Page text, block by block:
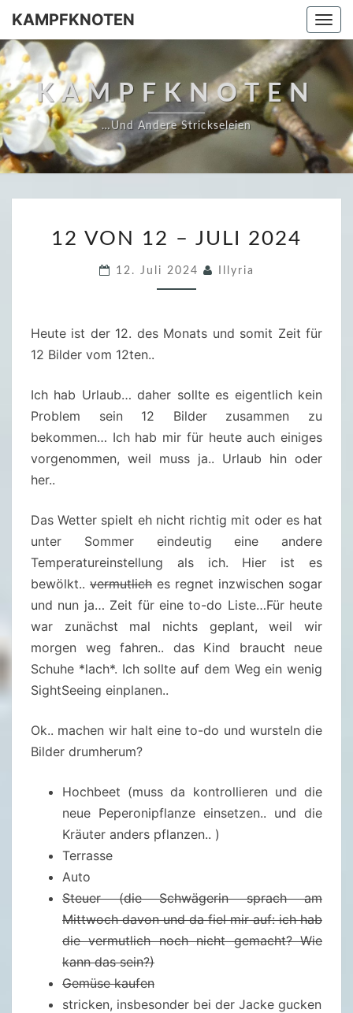
Skip
content
KAMPFKNOTEN
KAMPFKNOTEN
…und Andere Strickseleien
2
V
O
1
J
U
L
I
2
4
12 VON 12 – JULI 2024
12. Juli 2024 Illyria
Heute ist der 12. des Monats und somit Zeit für
12 Bilder vom 12ten..
Ich hab Urlaub… daher sollte es eigentlich kein
Problem sein 12 Bilder zusammen zu
bekommen… Ich hab mir für heute auch einiges
vorgenommen, weil muss ja.. Urlaub hin oder
her..
Das Wetter spielt eh nicht richtig mit oder es hat
unter Sommer eindeutig eine andere
Temperatureinstellung als ich. Hier ist es
bewölkt.. vermutlich es regnet inzwischen sogar
und nun ja… Zeit für eine to-do Liste…Für heute
war zunächst mal nichts geplant, weil wir
morgen weg fahren.. das Kind braucht neue
Schuhe *lach*. Ich sollte auf dem Weg ein wenig
SightSeeing einplanen..
Ok.. machen wir halt eine to-do und wursteln die
Bilder drumherum?
Hochbeet (muss da kontrollieren und die
neue Peperonipflanze einsetzen.. und die
Kräuter anders pflanzen.. )
Terrasse
Auto
Steuer (die Schwägerin sprach am
Mittwoch davon und da fiel mir auf: ich hab
die vermutlich noch nicht gemacht? Wie
kann das sein?)
Gemüse kaufen
stricken, insbesonder bei der Jacke gucken